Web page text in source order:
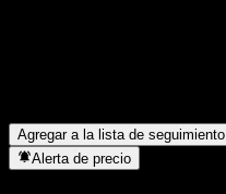
Agregar a la lista de seguimiento
Alerta de precio